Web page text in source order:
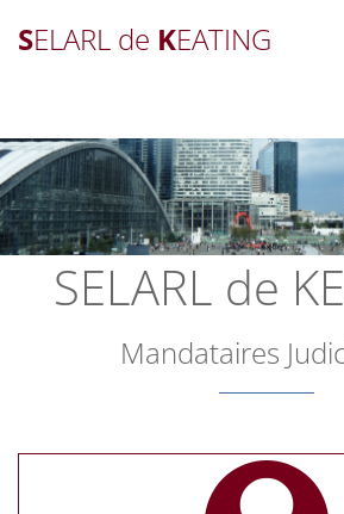
SELARL de KEATING
SELARL de
Mandataires